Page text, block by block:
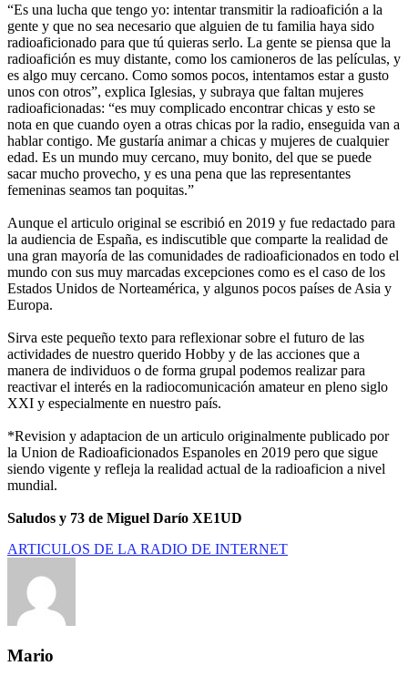
“Es una lucha que tengo yo: intentar transmitir la radioafición a la
gente y que no sea necesario que alguien de tu familia haya sido
radioaficionado para que tú quieras serlo. La gente se piensa que la
radioafición es muy distante, como los camioneros de las películas, y
es algo muy cercano. Como somos pocos, intentamos estar a gusto
unos con otros”, explica Iglesias, y subraya que faltan mujeres
radioaficionadas: “es muy complicado encontrar chicas y esto se
nota en que cuando oyen a otras chicas por la radio, enseguida van a
hablar contigo. Me gustaría animar a chicas y mujeres de cualquier
edad. Es un mundo muy cercano, muy bonito, del que se puede
sacar mucho provecho, y es una pena que las representantes
femeninas seamos tan poquitas.”
Aunque el articulo original se escribió en 2019 y fue redactado para
la audiencia de España, es indiscutible que comparte la realidad de
una gran mayoría de las comunidades de radioaficionados en todo el
mundo con sus muy marcadas excepciones como es el caso de los
Estados Unidos de Norteamérica, y algunos pocos países de Asia y
Europa.
Sirva este pequeño texto para reflexionar sobre el futuro de las
actividades de nuestro querido Hobby y de las acciones que a
manera de individuos o de forma grupal podemos realizar para
reactivar el interés en la radiocomunicación amateur en pleno siglo
XXI y especialmente en nuestro país.
*Revision y adaptacion de un articulo originalmente publicado por
la Union de Radioaficionados Espanoles en 2019 pero que sigue
siendo vigente y refleja la realidad actual de la radioaficion a nivel
mundial.
Saludos y 73 de Miguel Darío XE1UD
ARTICULOS DE LA RADIO DE INTERNET
Mario